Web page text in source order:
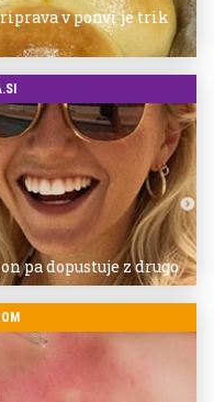
v ponvi je trik
pa dopustuje z drugo